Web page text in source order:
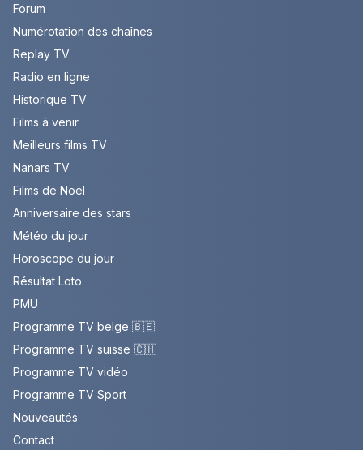
Forum
Numérotation des chaînes
Replay TV
Radio en ligne
Historique TV
Films à venir
Meilleurs films TV
Nanars TV
Films de Noël
Anniversaire des stars
Météo du jour
Horoscope du jour
Résultat Loto
PMU
Programme TV belge 🇧🇪
Programme TV suisse 🇨🇭
Programme TV vidéo
Programme TV Sport
Nouveautés
Contact